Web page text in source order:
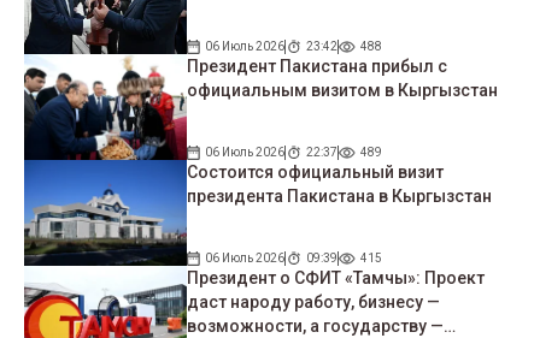
06 Июль 2026 23:42 488
Президент Пакистана прибыл с
официальным визитом в Кыргызстан
06 Июль 2026 22:37 489
Состоится официальный визит
президента Пакистана в Кыргызстан
06 Июль 2026 09:39 415
Президент о СФИТ «Тамчы»: Проект
даст народу работу, бизнесу —
возможности, а государству —